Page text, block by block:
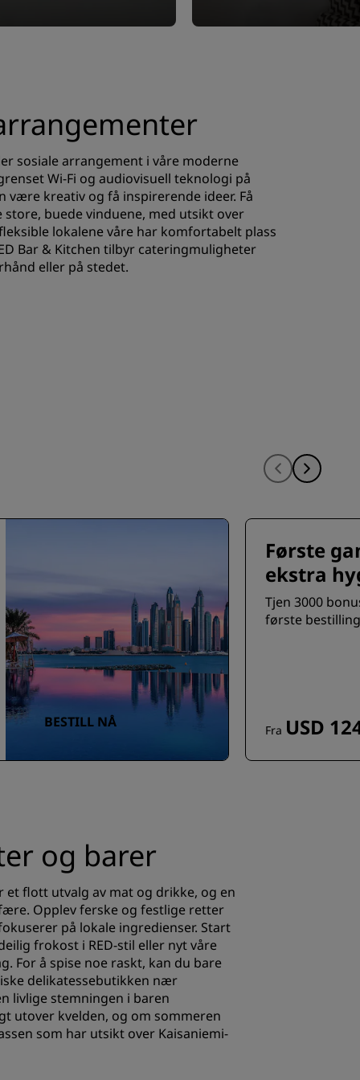
sosiale arrangement i våre moderne
Wi-Fi og audiovisuell teknologi på
være kreativ og få inspirerende ideer. Få
buede vinduene, med utsikt over
lokalene våre har komfortabelt plass
Bar & Kitchen tilbyr cateringmuligheter
eller på stedet.
BESTILL NÅ
Første
ekstra
Tjen 3000
første
Fra USD
og barer
et flott utvalg av mat og drikke, og en
Opplev ferske og festlige retter
på lokale ingredienser. Start
frokost i RED-stil eller nyt våre
For å spise noe raskt, kan du bare
delikatessebutikken nær
livlige stemningen i baren
utover kvelden, og om sommeren
som har utsikt over Kaisaniemi-